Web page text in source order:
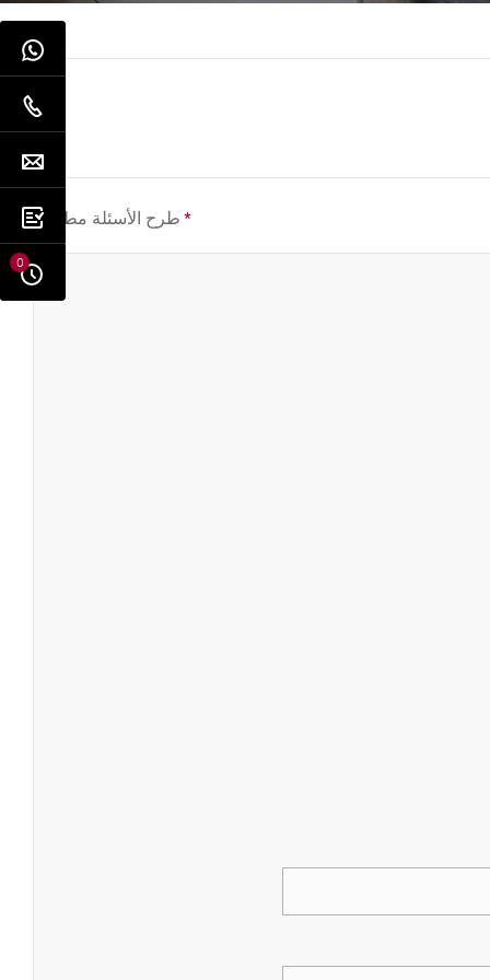
* طرح الأسئلة مطلوب
0